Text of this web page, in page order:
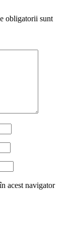
obligatorii sunt
acest navigator